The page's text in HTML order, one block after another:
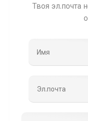
Твоя эл.почта